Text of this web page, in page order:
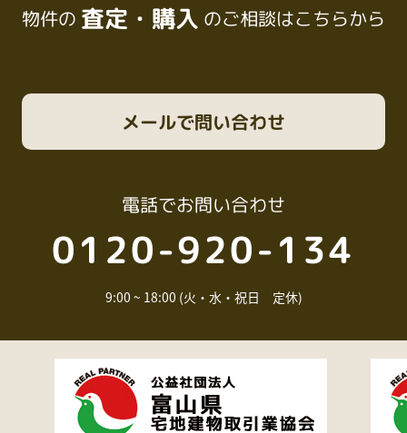
物件の 査定・購入 のご相談はこちらから
電話でお問い合わせ
0120-920-134
9:00 ~ 18:00 (火・水・祝日 定休)
メールで問い合わせ